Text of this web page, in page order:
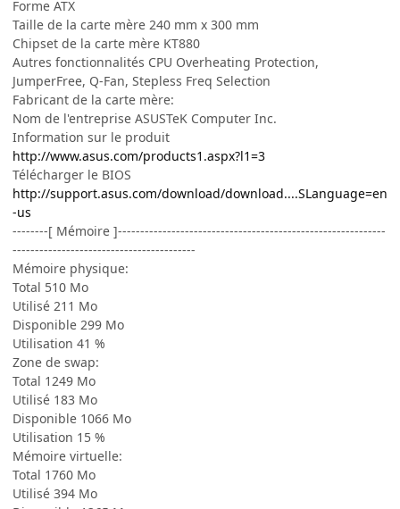
Forme ATX
Taille de la carte mère 240 mm x 300 mm
Chipset de la carte mère KT880
Autres fonctionnalités CPU Overheating Protection,
JumperFree, Q-Fan, Stepless Freq Selection
Fabricant de la carte mère:
Nom de l'entreprise ASUSTeK Computer Inc.
Information sur le produit
http://www.asus.com/products1.aspx?l1=3
Télécharger le BIOS
http://support.asus.com/download/download....SLanguage=en
-us
--------[ Mémoire ]------------------------------------------------------------
-----------------------------------------
Mémoire physique:
Total 510 Mo
Utilisé 211 Mo
Disponible 299 Mo
Utilisation 41 %
Zone de swap:
Total 1249 Mo
Utilisé 183 Mo
Disponible 1066 Mo
Utilisation 15 %
Mémoire virtuelle:
Total 1760 Mo
Utilisé 394 Mo